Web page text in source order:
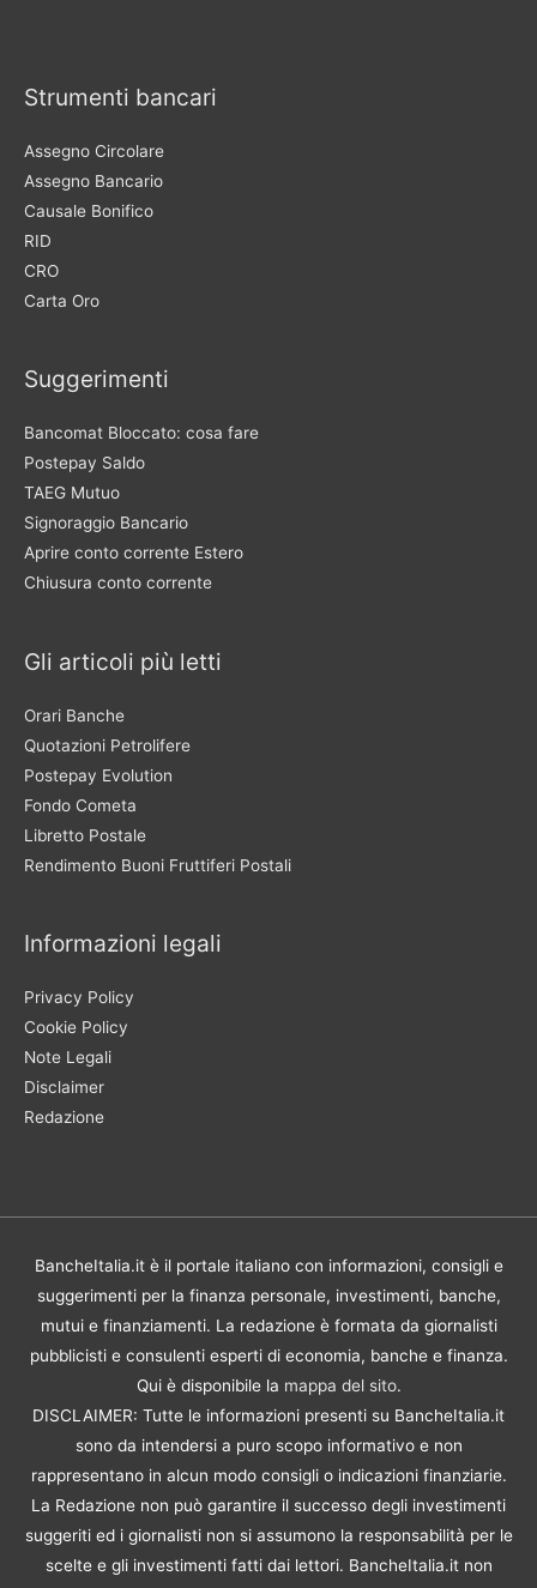
Strumenti bancari
Assegno Circolare
Assegno Bancario
Causale Bonifico
RID
CRO
Carta Oro
Suggerimenti
Bancomat Bloccato: cosa fare
Postepay Saldo
TAEG Mutuo
Signoraggio Bancario
Aprire conto corrente Estero
Chiusura conto corrente
Gli articoli più letti
Orari Banche
Quotazioni Petrolifere
Postepay Evolution
Fondo Cometa
Libretto Postale
Rendimento Buoni Fruttiferi Postali
Informazioni legali
Privacy Policy
Cookie Policy
Note Legali
Disclaimer
Redazione
BancheItalia.it è il portale italiano con informazioni, consigli e
suggerimenti per la finanza personale, investimenti, banche,
mutui e finanziamenti. La redazione è formata da giornalisti
pubblicisti e consulenti esperti di economia, banche e finanza.
Qui è disponibile la mappa del sito.
DISCLAIMER: Tutte le informazioni presenti su BancheItalia.it
sono da intendersi a puro scopo informativo e non
rappresentano in alcun modo consigli o indicazioni finanziarie.
La Redazione non può garantire il successo degli investimenti
suggeriti ed i giornalisti non si assumono la responsabilità per le
scelte e gli investimenti fatti dai lettori. BancheItalia.it non